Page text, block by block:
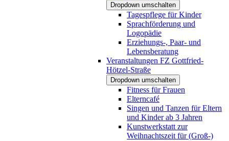
Dropdown umschalten
Tagespflege für Kinder
Sprachförderung und
Logopädie
Erziehungs-, Paar- und
Lebensberatung
Veranstaltungen FZ Gottfried-
Hötzel-Straße
Dropdown umschalten
Fitness für Frauen
Elterncafé
Singen und Tanzen für Eltern
und Kinder ab 3 Jahren
Kunstwerkstatt zur
Weihnachtszeit für (Groß-)